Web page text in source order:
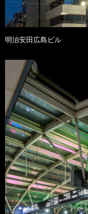
明治安田広島ビル